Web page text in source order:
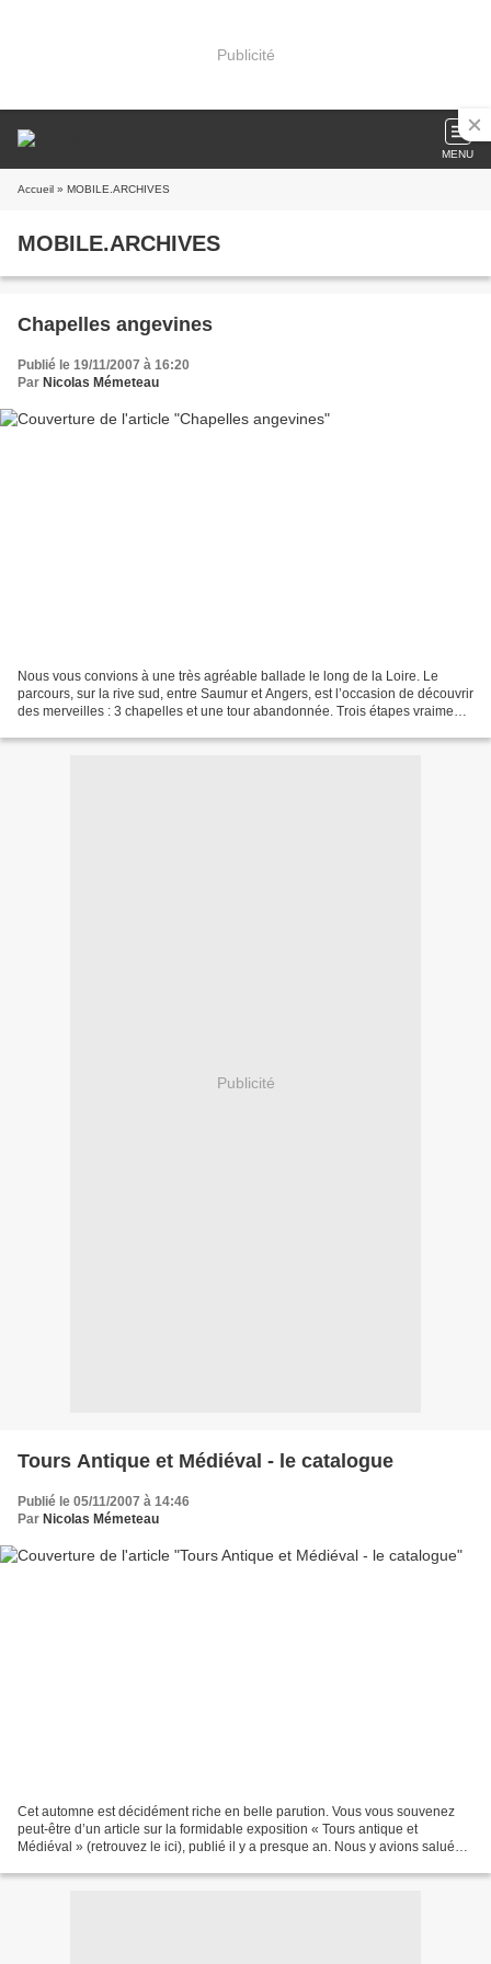
Publicité
MENU
Accueil » MOBILE.ARCHIVES
MOBILE.ARCHIVES
Chapelles angevines
Publié le 19/11/2007 à 16:20
Par Nicolas Mémeteau
Nous vous convions à une très agréable ballade le long de la Loire. Le
parcours, sur la rive sud, entre Saumur et Angers, est l’occasion de découvrir
des merveilles : 3 chapelles et une tour abandonnée. Trois étapes vraiment
Publicité
Tours Antique et Médiéval - le catalogue
Publié le 05/11/2007 à 14:46
Par Nicolas Mémeteau
Cet automne est décidément riche en belle parution. Vous vous souvenez
peut-être d’un article sur la formidable exposition « Tours antique et
Médiéval » (retrouvez le ici), publié il y a presque an. Nous y avions salué